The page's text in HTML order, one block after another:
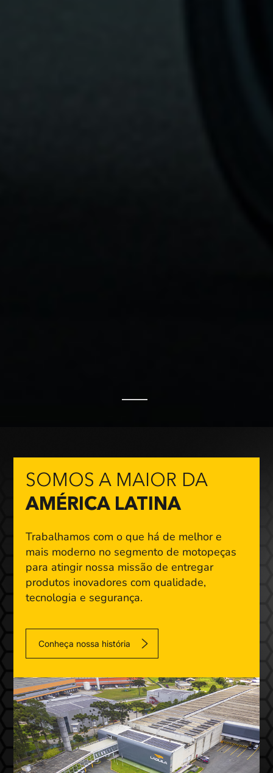
SOMOS A MAIOR DA
AMÉRICA LATINA
Trabalhamos com o que há de melhor e
mais moderno no segmento de motopeças
para atingir nossa missão de entregar
produtos inovadores com qualidade,
tecnologia e segurança.
Conheça nossa história